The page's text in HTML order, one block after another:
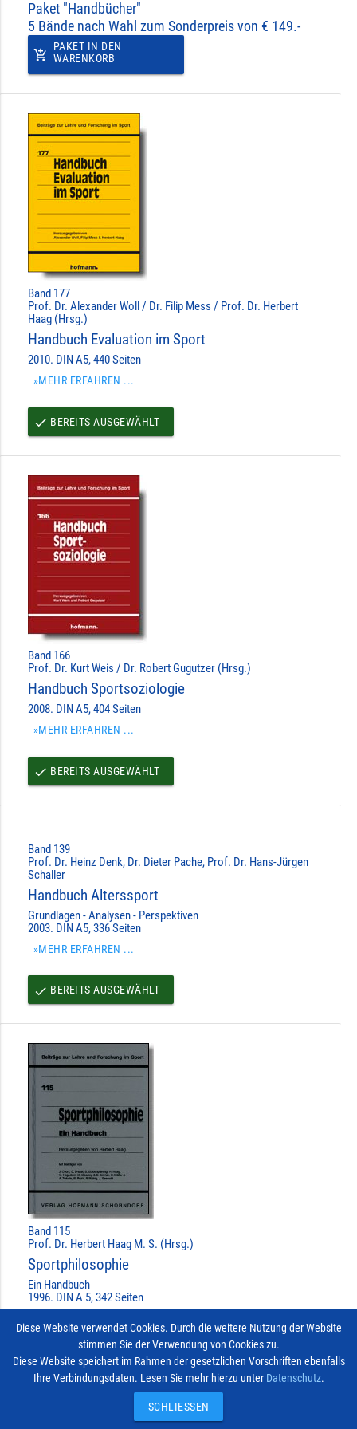
Paket "Handbücher"
5 Bände nach Wahl zum Sonderpreis von € 149.-
add_shopping_cart
PAKET IN DEN
WARENKORB
Band 177
Prof. Dr. Alexander Woll / Dr. Filip Mess / Prof. Dr. Herbert
Haag (Hrsg.)
Handbuch Evaluation im Sport
2010. DIN A5, 440 Seiten
»MEHR ERFAHREN ...
done BEREITS AUSGEWÄHLT
Band 166
Prof. Dr. Kurt Weis / Dr. Robert Gugutzer (Hrsg.)
Handbuch Sportsoziologie
2008. DIN A5, 404 Seiten
»MEHR ERFAHREN ...
done BEREITS AUSGEWÄHLT
Band 139
Prof. Dr. Heinz Denk, Dr. Dieter Pache, Prof. Dr. Hans-Jürgen
Schaller
Handbuch Alterssport
Grundlagen - Analysen - Perspektiven
2003. DIN A5, 336 Seiten
»MEHR ERFAHREN ...
done BEREITS AUSGEWÄHLT
Band 115
Prof. Dr. Herbert Haag M. S. (Hrsg.)
Sportphilosophie
Ein Handbuch
1996. DIN A 5, 342 Seiten
doneBEREITS AUSGEWÄHLT
Vertrag widerrufen
© 2026
Diese Website verwendet Cookies. Durch die weitere Nutzung der Website
stimmen Sie der Verwendung von Cookies zu.
Diese Website speichert im Rahmen der gesetzlichen Vorschriften ebenfalls
Ihre Verbindungsdaten. Lesen Sie mehr hierzu unter Datenschutz.
SCHLIESSEN